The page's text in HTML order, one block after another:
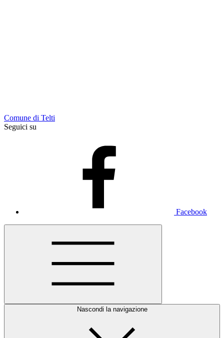
Comune di Telti
Seguici su
Facebook
Nascondi la navigazione